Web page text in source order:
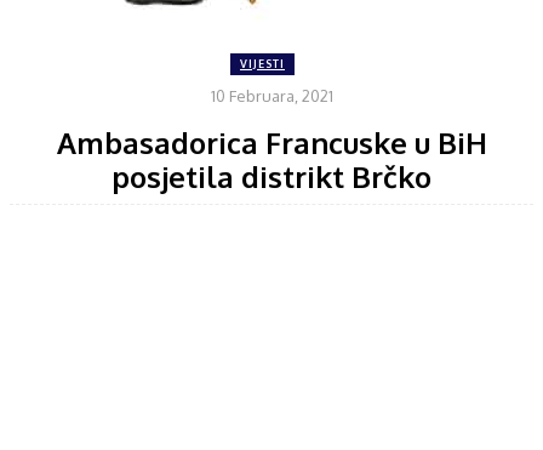
VIJESTI
10 Februara, 2021
Ambasadorica Francuske u BiH
posjetila distrikt Brčko